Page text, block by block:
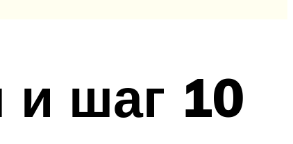
шаг 10